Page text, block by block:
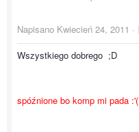
Napisano Kwiecień 24, 2011 ·
Wszystkiego dobrego ;D
spóźnione bo komp mi pada :'(